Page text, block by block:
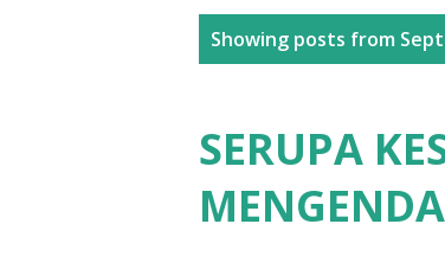
Showing posts from
SERUPA